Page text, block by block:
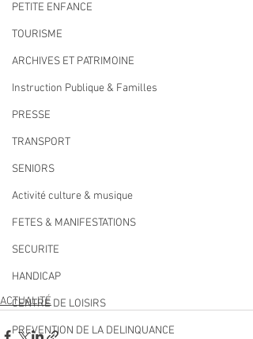
PETITE ENFANCE
TOURISME
ARCHIVES ET PATRIMOINE
Instruction Publique & Familles
PRESSE
TRANSPORT
SENIORS
Activité culture & musique
FETES & MANIFESTATIONS
SECURITE
HANDICAP
CENTRE DE LOISIRS
PREVENTION DE LA DELINQUANCE
ACTUALITÉ